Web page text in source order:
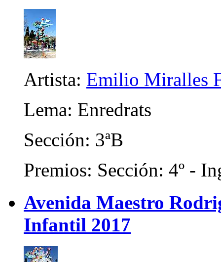
Artista: Emilio Miralles
Lema: Enredrats
Sección: 3ªB
Premios: Sección: 4º -
Avenida Maestro
Infantil 2017